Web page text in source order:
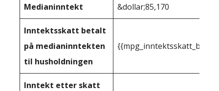
Medianinntekt &dollar;85,170
Inntektsskatt betalt
på medianinntekten
til husholdningen
Inntekt etter skatt